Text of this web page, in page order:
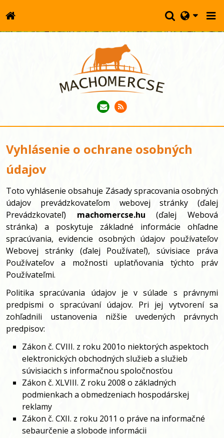
Vyhlásenie o ochrane osobných
údajov
Toto vyhlásenie obsahuje Zásady spracovania osobných
údajov prevádzkovateľom webovej stránky (ďalej
Prevádzkovateľ) machomercse.hu (ďalej Webová
stránka) a poskytuje základné informácie ohľadne
spracúvania, evidencie osobných údajov používateľov
Webovej stránky (ďalej Používateľ), súvisiace práva
Používateľov a možnosti uplatňovania týchto práv
Používateľmi.
Politika spracúvania údajov je v súlade s právnymi
predpismi o spracúvaní údajov. Pri jej vytvorení sa
zohľadnili ustanovenia nižšie uvedených právnych
predpisov:
Zákon č. CVIII. z roku 2001o niektorých aspektoch
elektronických obchodných služieb a služieb
súvisiacich s informačnou spoločnosťou
Zákon č. XLVIII. Z roku 2008 o základných
podmienkach a obmedzeniach hospodárskej
reklamy
Zákon č. CXII. z roku 2011 o práve na informačné
sebaurčenie a slobode informácii